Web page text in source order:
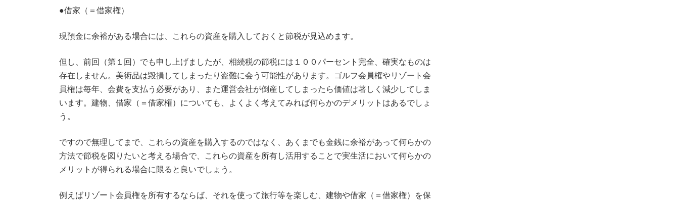
●借家（＝借家権）
現預金に余裕がある場合には、これらの資産を購入しておくと節税が見込めます。
但し、前回（第１回）でも申し上げましたが、相続税の節税には１００パーセント完全、確実なものは
存在しません。美術品は毀損してしまったり盗難に会う可能性があります。ゴルフ会員権やリゾート会
員権は毎年、会費を支払う必要があり、また運営会社が倒産してしまったら価値は著しく減少してしま
います。建物、借家（＝借家権）についても、よくよく考えてみれば何らかのデメリットはあるでしょ
う。
ですので無理してまで、これらの資産を購入するのではなく、あくまでも金銭に余裕があって何らかの
方法で節税を図りたいと考える場合で、これらの資産を所有し活用することで実生活において何らかの
メリットが得られる場合に限ると良いでしょう。
例えばリゾート会員権を所有するならば、それを使って旅行等を楽しむ、建物や借家（＝借家権）を保